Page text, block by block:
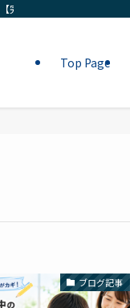
完全無料相談】
Top Page
ブログ記事